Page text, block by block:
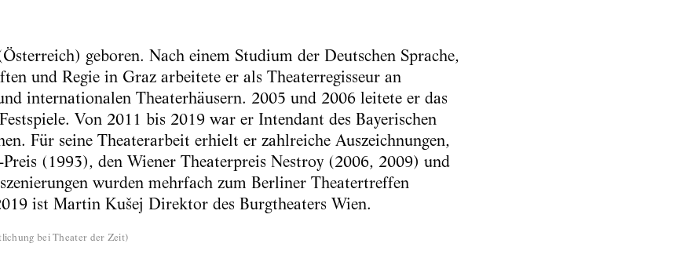
geboren. Nach einem Studium der Deutschen Sprache,
und Regie in Graz arbeitete er als Theaterregisseur an
internationalen Theaterhäusern. 2005 und 2006 leitete er das
Von 2011 bis 2019 war er Intendant des Bayerischen
Für seine Theaterarbeit erhielt er zahlreiche Auszeichnungen,
(1993), den Wiener Theaterpreis Nestroy (2006, 2009) und
wurden mehrfach zum Berliner Theatertreffen
ist Martin Kušej Direktor des Burgtheaters Wien.
bei Theater der Zeit)